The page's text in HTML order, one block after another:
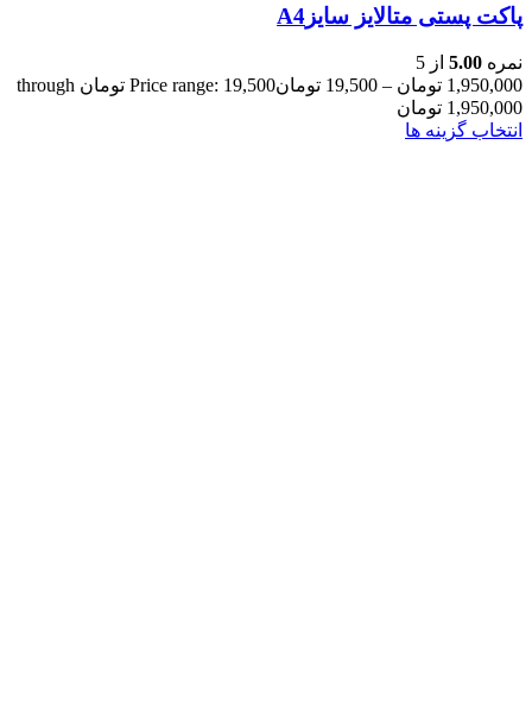
پاکت پستی متالایز سایزA4
نمره 5.00 از 5
1,950,000 تومان –
19,500 تومان
Price range: 19,500 تومان through
1,950,000 تومان
انتخاب گزینه ها